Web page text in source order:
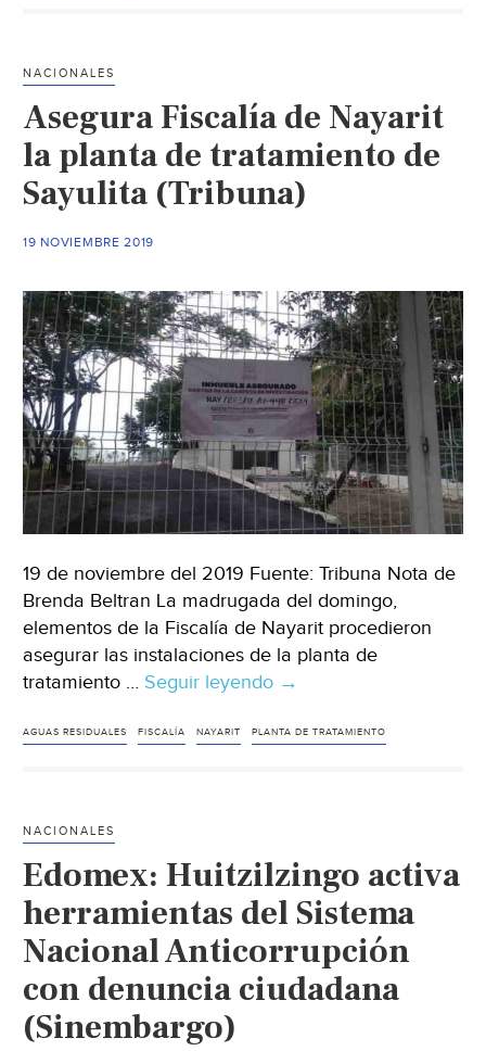
80
mdp
dotar
de
agua
drenaje
Escalerillas
(Plano
Informativo)
NACIONALES
Asegura Fiscalía de Nayarit
la planta de tratamiento de
Sayulita (Tribuna)
19 NOVIEMBRE 2019
19 de noviembre del 2019 Fuente: Tribuna Nota de
Brenda Beltran La madrugada del domingo,
elementos de la Fiscalía de Nayarit procedieron
asegurar las instalaciones de la planta de
tratamiento … Seguir leyendo Asegura
de
tratamiento
de
Sayulita
(Tribuna)
→
AGUAS RESIDUALES FISCALÍA NAYARIT PLANTA DE TRATAMIENTO
NACIONALES
Edomex: Huitzilzingo activa
herramientas del Sistema
Nacional Anticorrupción
con denuncia ciudadana
(Sinembargo)